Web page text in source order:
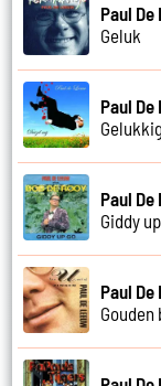
Paul De
Geluk
Paul De
Paul De
Giddy
Paul De
Gouden